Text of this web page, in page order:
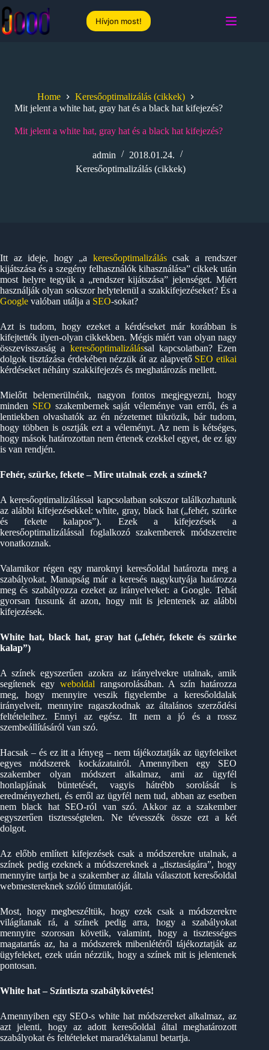
Skip
content
Hívjon most!
Home
Keresőoptimalizálás (cikkek)
Mit jelent a white hat, gray hat és a black hat kifejezés?
Mit jelent a white hat, gray hat és a black hat kifejezés?
admin
2018.01.24.
Keresőoptimalizálás (cikkek)
Itt az ideje, hogy „a keresőoptimalizáláscsak a rendszer
kijátszása és a szegény felhasználók kihasználása” cikkek után
most helyre tegyük a „rendszer kijátszása” jelenséget. Miért
használják olyan sokszor helytelenül a szakkifejezéseket? És a
Google valóban utálja a SEO-sokat?
Azt is tudom, hogy ezeket a kérdéseket már korábban is
kifejtették ilyen-olyan cikkekben. Mégis miért van olyan nagy
összevisszaság a keresőoptimalizálással kapcsolatban? Ezen
dolgok tisztázása érdekében nézzük át az alapvető SEO etikai
kérdéseket néhány szakkifejezés és meghatározás mellett.
Mielőtt belemerülnénk, nagyon fontos megjegyezni, hogy
minden SEO szakembernek saját véleménye van erről, és a
lentiekben olvashatók az én nézetemet tükrözik, bár tudom,
hogy többen is osztják ezt a véleményt. Az nem is kétséges,
hogy mások határozottan nem értenek ezekkel egyet, de ez így
is van rendjén.
Fehér, szürke, fekete – Mire utalnak ezek a színek?
A keresőoptimalizálással kapcsolatban sokszor találkozhatunk
az alábbi kifejezésekkel: white, gray, black hat („fehér, szürke
és fekete kalapos”). Ezek a kifejezések a
keresőoptimalizálással foglalkozó szakemberek módszereire
vonatkoznak.
Valamikor régen egy maroknyi keresőoldal határozta meg a
szabályokat. Manapság már a keresés nagykutyája határozza
meg és szabályozza ezeket az irányelveket: a Google. Tehát
gyorsan fussunk át azon, hogy mit is jelentenek az alábbi
kifejezések.
White hat, black hat, gray hat („fehér, fekete és szürke
kalap”)
A színek egyszerűen azokra az irányelvekre utalnak, amik
segítenek egy weboldal rangsorolásában. A szín határozza
meg, hogy mennyire veszik figyelembe a keresőoldalak
irányelveit, mennyire ragaszkodnak az általános szerződési
feltételeihez. Ennyi az egész. Itt nem a jó és a rossz
szembeállításáról van szó.
Hacsak – és ez itt a lényeg – nem tájékoztatják az ügyfeleiket
egyes módszerek kockázatairól. Amennyiben egy SEO
szakember olyan módszert alkalmaz, ami az ügyfél
honlapjának büntetését, vagyis hátrébb sorolását is
eredményezheti, és erről az ügyfél nem tud, abban az esetben
nem black hat SEO-ról van szó. Akkor az a szakember
egyszerűen tisztességtelen. Ne tévesszék össze ezt a két
dolgot.
Az előbb említett kifejezések csak a módszerekre utalnak, a
színek pedig ezeknek a módszereknek a „tisztaságára”, hogy
mennyire tartja be a szakember az általa választott keresőoldal
webmestereknek szóló útmutatóját.
Most, hogy megbeszéltük, hogy ezek csak a módszerekre
világítanak rá, a színek pedig arra, hogy a szabályokat
mennyire szorosan követik, valamint, hogy a tisztességes
magatartás az, ha a módszerek mibenlétéről tájékoztatják az
ügyfeleket, ezek után nézzük, hogy a színek mit is jelentenek
pontosan.
White hat – Színtiszta szabálykövetés!
Amennyiben egy SEO-s white hat módszereket alkalmaz, az
azt jelenti, hogy az adott keresőoldal által meghatározott
szabályokat és feltételeket maradéktalanul betartja.